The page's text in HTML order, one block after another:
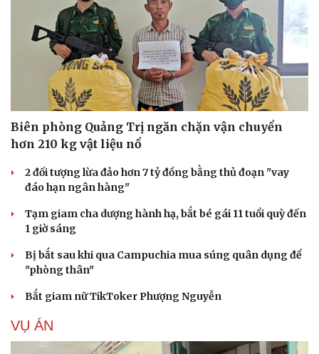
Biên phòng Quảng Trị ngăn chặn vận chuyển
hơn 210 kg vật liệu nổ
2 đối tượng lừa đảo hơn 7 tỷ đồng bằng thủ đoạn "vay
đáo hạn ngân hàng"
Tạm giam cha dượng hành hạ, bắt bé gái 11 tuổi quỳ đến
1 giờ sáng
Bị bắt sau khi qua Campuchia mua súng quân dụng để
"phòng thân"
Bắt giam nữ TikToker Phượng Nguyễn
VỤ ÁN